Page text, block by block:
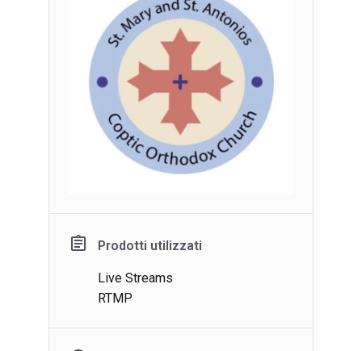
Prodotti utilizzati
Live Streams
RTMP